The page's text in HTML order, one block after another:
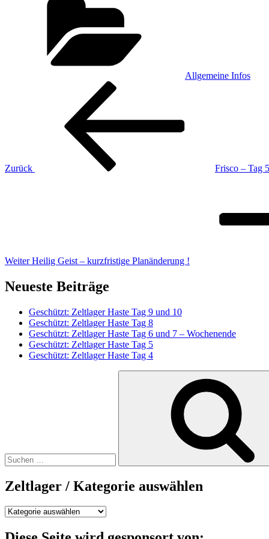
Allgemeine Infos
Beitragsnavigation
Zurück
Frisco – Tag
Weiter Heilig Geist – kurzfristige Planänderung !
Neueste Beiträge
Geschützt: Zeltlager Haste Tag 9 und 10
Geschützt: Zeltlager Haste Tag 8
Geschützt: Zeltlager Haste Tag 6 und 7 – Wochenende
Geschützt: Zeltlager Haste Tag 5
Geschützt: Zeltlager Haste Tag 4
Zeltlager / Kategorie auswählen
Zeltlager
Kategorie